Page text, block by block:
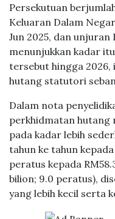
Persekutuan
Keluaran Dalam
Jun 2025, dan
menunjukkan kadar
tersebut hingga 2026,
hutang statutori
Dalam nota
perkhidmatan hutang
pada kadar lebih
tahun ke tahun
peratus kepada
bilion; 9.0 peratus),
yang lebih kecil serta